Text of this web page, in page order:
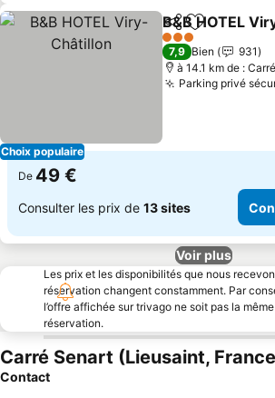
Choix populaire
PartagerAjouter à
B&B HOTEL
3 Étoiles
7,9 Bien
931
à 14.1 km de :
Parking privé
De 49 €
Consulter les prix de 13 sites
Voir plus
Les prix et les disponibilités que nous
réservation changent constamment. Par
l’offre affichée sur trivago ne soit pas la
réservation.
Carré Senart (Lieusaint,
Contact